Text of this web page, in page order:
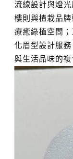
流線設計與燈
樓則與植栽品
療癒綠植空間
化眉型設計服
與生活品味的複